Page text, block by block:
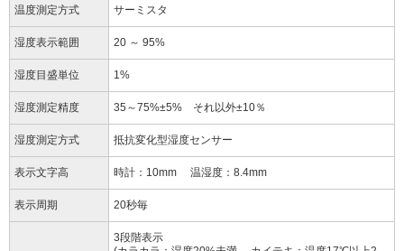
温度測定方式 サーミスタ
湿度表示範囲 20 ～ 95%
湿度目盛単位 1%
湿度測定精度 35～75%±5% それ以外±10％
湿度測定方式 抵抗変化型湿度センサー
表示文字高 時計：10mm 温湿度：8.4mm
表示周期 20秒毎
3段階表示